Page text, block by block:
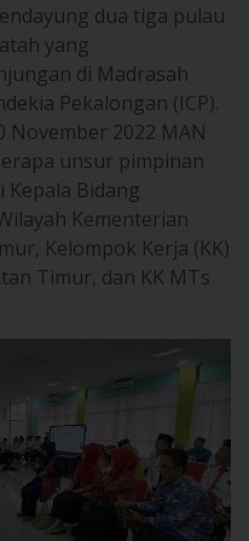
dua tiga pulau
yang
di Madrasah
Pekalongan (ICP).
November 2022 MAN
unsur pimpinan
Kepala Bidang
Kementerian
Kelompok Kerja (KK)
Timur, dan KK MTs